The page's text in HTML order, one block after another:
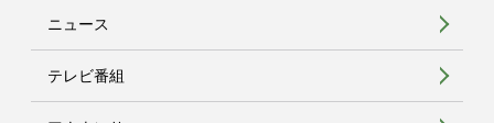
ニュース
テレビ番組